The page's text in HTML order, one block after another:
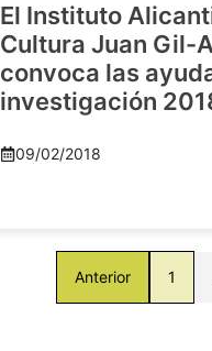
El Instituto
Cultura Juan Gil-
convoca las
investigación
09/02/2018
Anterior 1